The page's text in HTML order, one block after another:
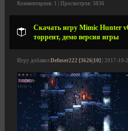
Комментариев: 1 | Просмотров: 3836
Скачать игру Mimic Hunter
торрент, демо версия игры
Игру добавил Defuser222 [3626|10] | 2017-10-